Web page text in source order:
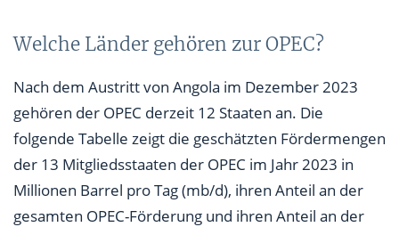
Welche Länder gehören zur OPEC?
Nach dem Austritt von Angola im Dezember 2023
gehören der OPEC derzeit 12 Staaten an. Die
folgende Tabelle zeigt die geschätzten Fördermengen
der 13 Mitgliedsstaaten der OPEC im Jahr 2023 in
Millionen Barrel pro Tag (mb/d), ihren Anteil an der
gesamten OPEC-Förderung und ihren Anteil an der